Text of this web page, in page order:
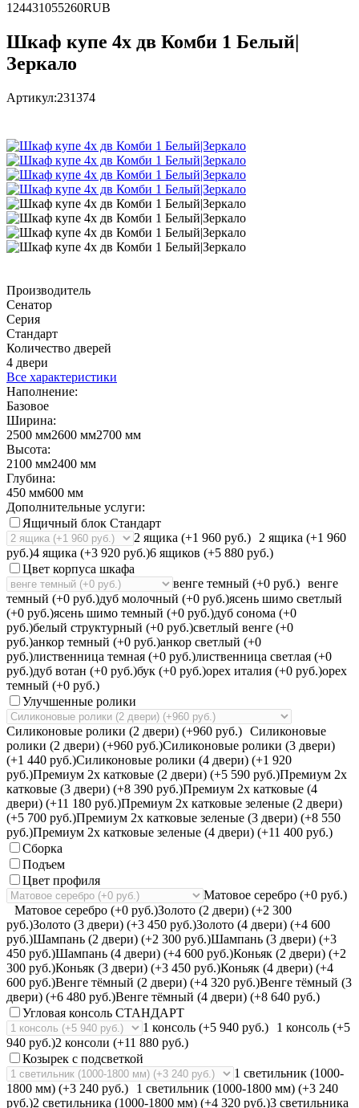
124431055260RUB
Шкаф купе 4х дв Комби 1 Белый|
Зеркало
Артикул:231374
Производитель
Сенатор
Серия
Стандарт
Количество дверей
4 двери
Все характеристики
Наполнение:
Базовое
Ширина:
2500 мм2600 мм2700 мм
Высота:
2100 мм2400 мм
Глубина:
450 мм600 мм
Дополнительные услуги:
Ящичный блок Стандарт
2 ящика (+1 960 руб.)
2 ящика (+1 960
руб.)4 ящика (+3 920 руб.)6 ящиков (+5 880 руб.)
Цвет корпуса шкафа
венге темный (+0 руб.) венге
темный (+0 руб.)дуб молочный (+0 руб.)ясень шимо светлый
(+0 руб.)ясень шимо темный (+0 руб.)дуб сонома (+0
руб.)белый структурный (+0 руб.)светлый венге (+0
руб.)анкор темный (+0 руб.)анкор светлый (+0
руб.)лиственница темная (+0 руб.)лиственница светлая (+0
руб.)дуб вотан (+0 руб.)бук (+0 руб.)орех италия (+0 руб.)орех
темный (+0 руб.)
Улучшенные ролики
Силиконовые ролики (2 двери) (+960 руб.) Силиконовые
ролики (2 двери) (+960 руб.)Силиконовые ролики (3 двери)
(+1 440 руб.)Силиконовые ролики (4 двери) (+1 920
руб.)Премиум 2х катковые (2 двери) (+5 590 руб.)Премиум 2х
катковые (3 двери) (+8 390 руб.)Премиум 2х катковые (4
двери) (+11 180 руб.)Премиум 2х катковые зеленые (2 двери)
(+5 700 руб.)Премиум 2х катковые зеленые (3 двери) (+8 550
руб.)Премиум 2х катковые зеленые (4 двери) (+11 400 руб.)
Сборка
Подъем
Цвет профиля
Матовое серебро (+0 руб.)
Матовое серебро (+0 руб.)Золото (2 двери) (+2 300
руб.)Золото (3 двери) (+3 450 руб.)Золото (4 двери) (+4 600
руб.)Шампань (2 двери) (+2 300 руб.)Шампань (3 двери) (+3
450 руб.)Шампань (4 двери) (+4 600 руб.)Коньяк (2 двери) (+2
300 руб.)Коньяк (3 двери) (+3 450 руб.)Коньяк (4 двери) (+4
600 руб.)Венге тёмный (2 двери) (+4 320 руб.)Венге тёмный (3
двери) (+6 480 руб.)Венге тёмный (4 двери) (+8 640 руб.)
Угловая консоль СТАНДАРТ
1 консоль (+5 940 руб.)
1 консоль (+5
940 руб.)2 консоли (+11 880 руб.)
Козырек с подсветкой
1 светильник (1000-
1800 мм) (+3 240 руб.)
1 светильник (1000-1800 мм) (+3 240
руб.)2 светильника (1000-1800 мм) (+4 320 руб.)3 светильника